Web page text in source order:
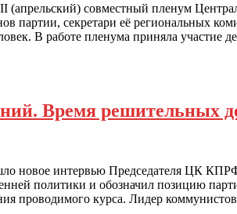
(апрельский) совместный пленум
партии, секретари её региональных
В работе пленума приняла участие
Время решительных
новое интервью Председателя ЦК
политики и обозначил позицию
проводимого курса. Лидер